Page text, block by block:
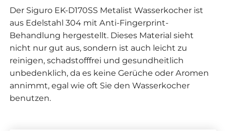
Der Siguro EK-D170SS Metalist Wasserkocher ist
aus Edelstahl 304 mit Anti-Fingerprint-
Behandlung hergestellt. Dieses Material sieht
nicht nur gut aus, sondern ist auch leicht zu
reinigen, schadstofffrei und gesundheitlich
unbedenklich, da es keine Gerüche oder Aromen
annimmt, egal wie oft Sie den Wasserkocher
benutzen.